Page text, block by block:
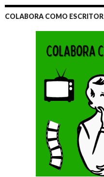
COLABORA COMO ESCRITOR